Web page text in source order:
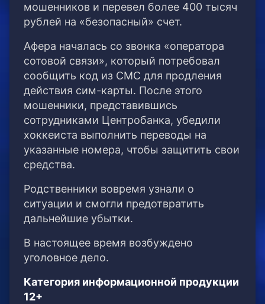
мошенников и перевел более 400 тысяч
рублей на «безопасный» счет.
Афера началась со звонка «оператора
сотовой связи», который потребовал
сообщить код из СМС для продления
действия сим-карты. После этого
мошенники, представившись
сотрудниками Центробанка, убедили
хоккеиста выполнить переводы на
указанные номера, чтобы защитить свои
средства.
Родственники вовремя узнали о
ситуации и смогли предотвратить
дальнейшие убытки.
В настоящее время возбуждено
уголовное дело.
Категория информационной продукции
12+